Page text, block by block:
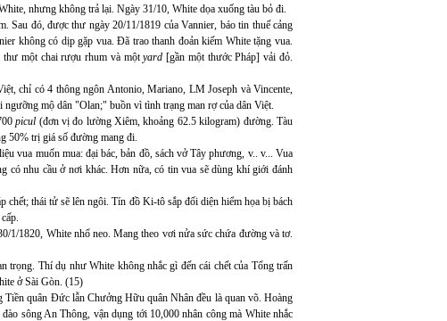
nhưng không trả lại. Ngày 31/10, White dọa xuống tàu bỏ đi.
Sau đó, được thư ngày 20/11/1819 của Vannier, báo tin thuế cảng
không có dịp gặp vua. Đã trao thanh đoản kiếm White tặng vua.
thư một chai rượu rhum và mộtyard [gần một thước Pháp] vải đỏ.
chỉ có 4 thông ngôn Antonio, Mariano, LM Joseph và Vincente,
mộ dân "Olan;" buồn vì tình trạng man rợ của dân Việt.
picul (đơn vị đo lường Xiêm, khoảng 62.5 kilogram) đường. Tàu
50% trị giá số đường mang đi.
vua muốn mua: đại bác, bản đồ, sách vở Tây phương, v.. v... Vua
có nhu cầu ở nơi khác. Hơn nữa, có tin vua sẽ dùng khí giới đánh
chết; thái tử sẽ lên ngôi. Tín đồ Ki-tô sắp đối diện hiểm họa bị bách
1/1820, White nhổ neo. Mang theo vơi nửa sức chứa đường và tơ.
trọng. Thí dụ như White không nhắc gì đến cái chết của Tổng trấn
ở Sài Gòn. (15)
quân Đức lẫn Chưởng Hữu quân Nhân đều là quan võ. Hoàng
sông An Thông, vận dụng tới 10,000 nhân công mà White nhắc